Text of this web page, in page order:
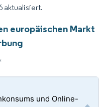
aktualisiert.
europäischen Markt
und Online-